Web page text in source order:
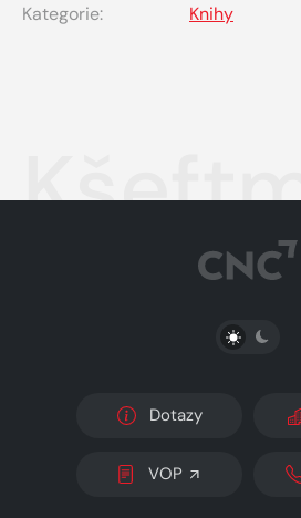
Kategorie:
Knihy
Dotazy
VOP